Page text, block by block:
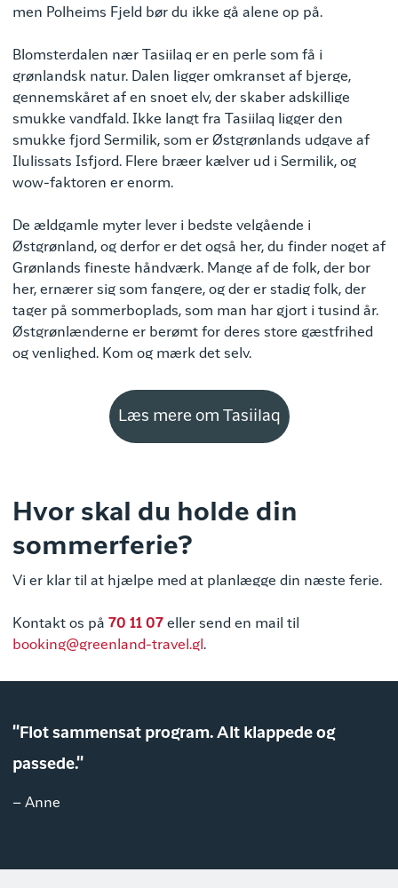
men Polheims Fjeld bør du ikke gå alene op på.
Blomsterdalen nær Tasiilaq er en perle som få i
grønlandsk natur. Dalen ligger omkranset af bjerge,
gennemskåret af en snoet elv, der skaber adskillige
smukke vandfald. Ikke langt fra Tasiilaq ligger den
smukke fjord Sermilik, som er Østgrønlands udgave af
Ilulissats Isfjord. Flere bræer kælver ud i Sermilik, og
wow-faktoren er enorm.
De ældgamle myter lever i bedste velgående i
Østgrønland, og derfor er det også her, du finder noget af
Grønlands fineste håndværk. Mange af de folk, der bor
her, ernærer sig som fangere, og der er stadig folk, der
tager på sommerboplads, som man har gjort i tusind år.
Østgrønlænderne er berømt for deres store gæstfrihed
og venlighed. Kom og mærk det selv.
Læs mere om Tasiilaq
Hvor skal du holde din
sommerferie?
Vi er klar til at hjælpe med at planlægge din næste ferie.
Kontakt os på 70 11 07 eller send en mail til
booking@greenland-travel.gl .
"Flot sammensat program. Alt klappede og
passede."
– Anne